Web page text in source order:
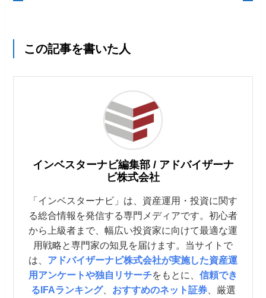
この記事を書いた人
インベスターナビ編集部 / アドバイザーナ
ビ株式会社
「インベスターナビ」は、資産運用・投資に関す
る総合情報を発信する専門メディアです。初心者
から上級者まで、幅広い投資家に向けて最適な運
用戦略と専門家の知見を届けます。当サイトで
は、 アドバイザーナビ株式会社が実施した資産運
用アンケートや独自リサーチをもとに、 信頼でき
るIFAランキング、 おすすめのネット証券、厳選